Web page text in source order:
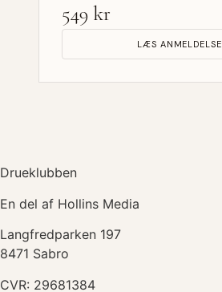
549 kr
LÆS ANMELDELSE
Drueklubben
En del af Hollins Media
Langfredparken 197
8471 Sabro
CVR: 29681384